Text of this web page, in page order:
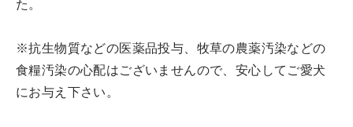
た。
※抗生物質などの医薬品投与、牧草の農薬汚染などの
食糧汚染の心配はございませんので、安心してご愛犬
にお与え下さい。